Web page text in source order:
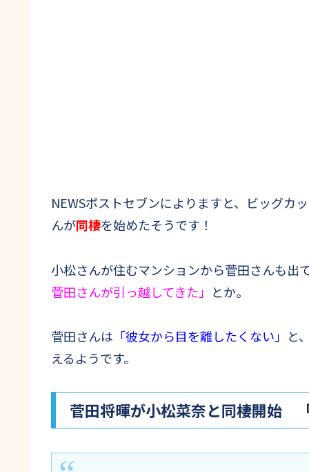
NEWSポストセブンによりますと、ビッグカ
んが同棲を始めたそうです！
小松さんが住むマンションから菅田さんも出
菅田さんが引っ越してきた」 とか。
菅田さんは 「彼女から目を離したくない」 と
えるようです。
菅田将暉が小松菜奈と同棲開始